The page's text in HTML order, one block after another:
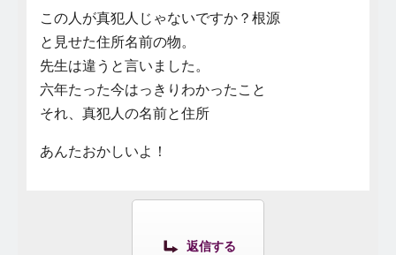
この人が真犯人じゃないですか？根源
と見せた住所名前の物。
先生は違うと言いました。
六年たった今はっきりわかったこと
それ、真犯人の名前と住所
あんたおかしいよ！
返信する